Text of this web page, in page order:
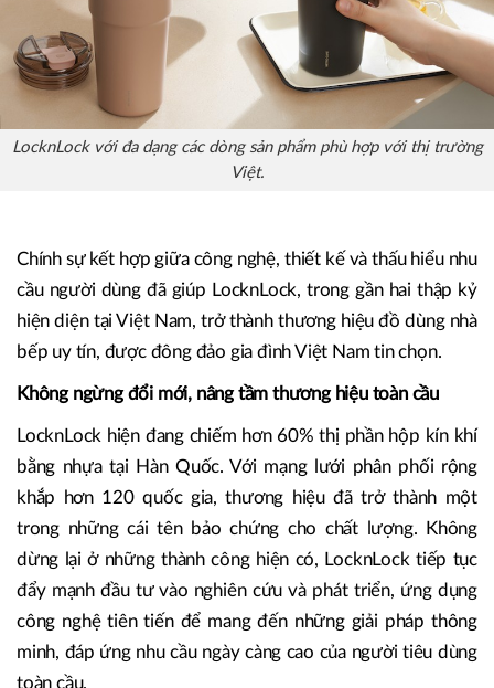
LocknLock với đa dạng các dòng sản phẩm phù hợp với thị trường
Việt.
Chính sự kết hợp giữa công nghệ, thiết kế và thấu hiểu nhu
cầu người dùng đã giúp LocknLock, trong gần hai thập kỷ
hiện diện tại Việt Nam, trở thành thương hiệu đồ dùng nhà
bếp uy tín, được đông đảo gia đình Việt Nam tin chọn.
Không ngừng đổi mới, nâng tầm thương hiệu toàn cầu
LocknLock hiện đang chiếm hơn 60% thị phần hộp kín khí
bằng nhựa tại Hàn Quốc. Với mạng lưới phân phối rộng
khắp hơn 120 quốc gia, thương hiệu đã trở thành một
trong những cái tên bảo chứng cho chất lượng. Không
dừng lại ở những thành công hiện có, LocknLock tiếp tục
đẩy mạnh đầu tư vào nghiên cứu và phát triển, ứng dụng
công nghệ tiên tiến để mang đến những giải pháp thông
minh, đáp ứng nhu cầu ngày càng cao của người tiêu dùng
toàn cầu.